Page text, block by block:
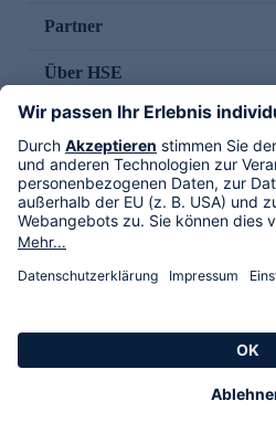
Partner
Über HSE
Im TV
HSE International